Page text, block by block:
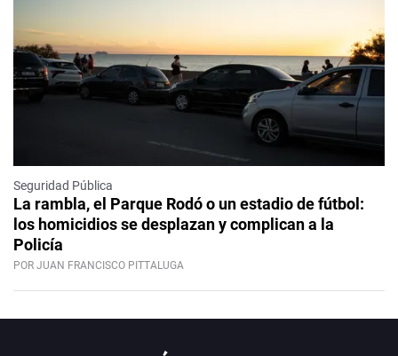
Seguridad Pública
La rambla, el Parque Rodó o un estadio de fútbol:
los homicidios se desplazan y complican a la
Policía
POR JUAN FRANCISCO PITTALUGA